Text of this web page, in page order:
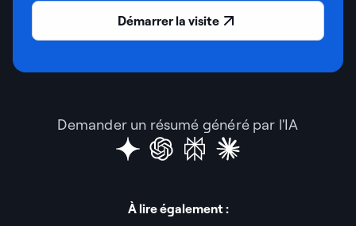
Démarrer la visite
Demander un résumé généré par l'IA
À lire également :